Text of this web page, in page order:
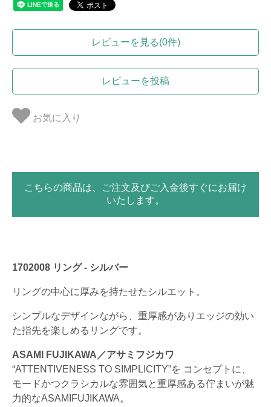
レビューを見る(0件)
レビューを投稿
お気に入り
こちらの商品は、ご注文及びご入金後すぐにお届け
いたします。
1702008 リング - シルバー
リングの中心に厚みを持たせたシルエット。
シンプルなデザインながら、重厚感がありエッジの効い
た指先を楽しめるリングです。
ASAMI FUJIKAWA／アサミフジカワ
“ATTENTIVENESS TO SIMPLICITY”を コンセプトに、
モードかつクラシカルな雰囲気と重厚感ある佇まいが魅
力的なASAMIFUJIKAWA。